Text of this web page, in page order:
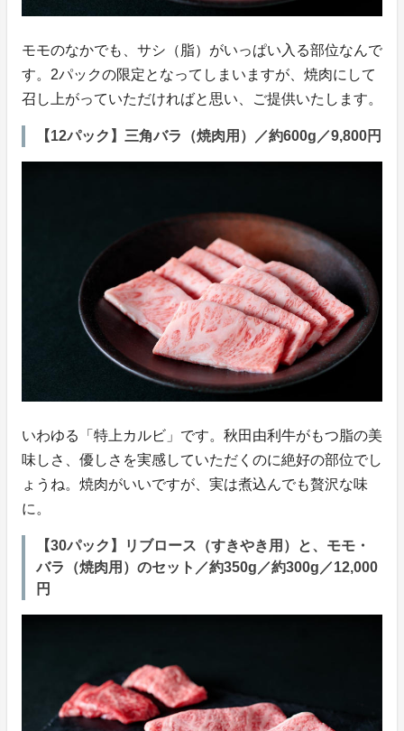
モモのなかでも、サシ（脂）がいっぱい入る部位なんで
す。2パックの限定となってしまいますが、焼肉にして
召し上がっていただければと思い、ご提供いたします。
【12パック】三角バラ（焼肉用）／約600g／9,800円
いわゆる「特上カルビ」です。秋田由利牛がもつ脂の美
味しさ、優しさを実感していただくのに絶好の部位でし
ょうね。焼肉がいいですが、実は煮込んでも贅沢な味
に。
【30パック】リブロース（すきやき用）と、モモ・
バラ（焼肉用）のセット／約350g／約300g／12,000
円